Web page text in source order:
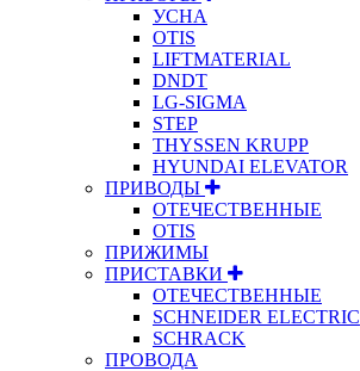
УСНА
OTIS
LIFTMATERIAL
DNDT
LG-SIGMA
STEP
THYSSEN KRUPP
HYUNDAI ELEVATOR
ПРИВОДЫ
ОТЕЧЕСТВЕННЫЕ
OTIS
ПРИЖИМЫ
ПРИСТАВКИ
ОТЕЧЕСТВЕННЫЕ
SCHNEIDER ELECTRIC
SCHRACK
ПРОВОДА